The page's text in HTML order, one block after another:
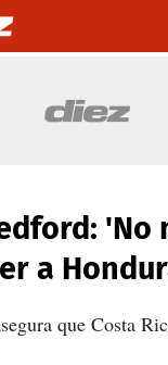
'No
a
que Costa